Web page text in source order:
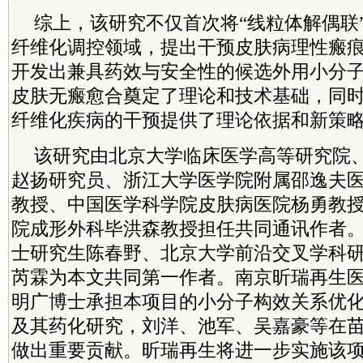
综上，该研究不仅首次将“线粒体解偶
纤维化调控领域，提出干预皮肤病理性瘢
开发出兼具药效与安全性的候选外用小分
皮肤无瘢愈合奠定了理论和技术基础，同
纤维化疾病的干预提供了理论依据和新策
该研究由北京大学临床医学高等研究院
赵扬研究员、浙江大学医学院附属邵逸夫
教授、中国医学科学院皮肤病医院杨勇教
院成形外科毕洪森教授担任共同通讯作者
士研究生陈春野、北京大学前沿交叉学科
芮霖为本文共同第一作者。南京昕瑞再生
明广博士承担本项目的小分子构效关系优
及其药化研究，刘洋、池军、吴嘉豪等在
做出重要贡献。昕瑞再生将进一步实施该